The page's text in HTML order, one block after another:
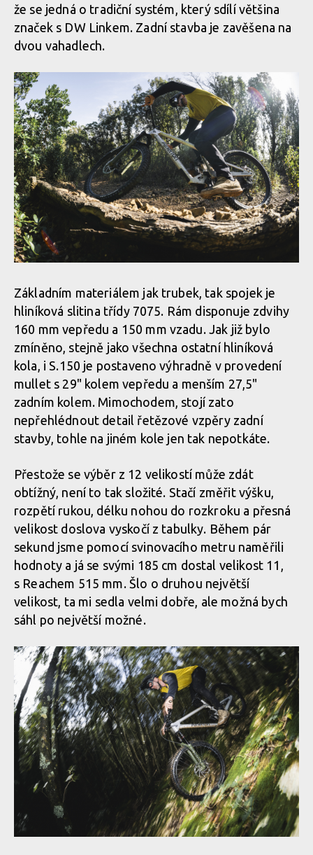
že se jedná o tradiční systém, který sdílí většina
značek s DW Linkem. Zadní stavba je zavěšena na
dvou vahadlech.
Základním materiálem jak trubek, tak spojek je
hliníková slitina třídy 7075. Rám disponuje zdvihy
160 mm vepředu a 150 mm vzadu. Jak již bylo
zmíněno, stejně jako všechna ostatní hliníková
kola, i S.150 je postaveno výhradně v provedení
mullet s 29" kolem vepředu a menším 27,5"
zadním kolem. Mimochodem, stojí zato
nepřehlédnout detail řetězové vzpěry zadní
stavby, tohle na jiném kole jen tak nepotkáte.
Přestože se výběr z 12 velikostí může zdát
obtížný, není to tak složité. Stačí změřit výšku,
rozpětí rukou, délku nohou do rozkroku a přesná
velikost doslova vyskočí z tabulky. Během pár
sekund jsme pomocí svinovacího metru naměřili
hodnoty a já se svými 185 cm dostal velikost 11,
s Reachem 515 mm. Šlo o druhou největší
velikost, ta mi sedla velmi dobře, ale možná bych
sáhl po největší možné.